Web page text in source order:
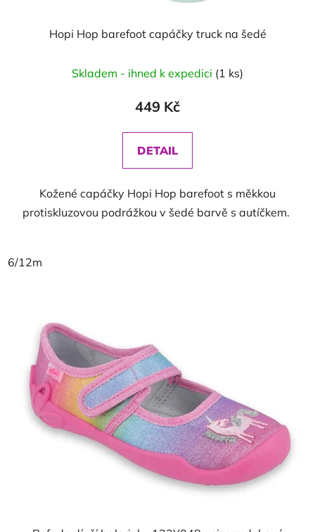
Hopi Hop barefoot capáčky truck na šedé
Skladem - ihned k expedici (1 ks)
449 Kč
DETAIL
Kožené capáčky Hopi Hop barefoot s měkkou
protiskluzovou podrážkou v šedé barvě s autíčkem.
6/12m